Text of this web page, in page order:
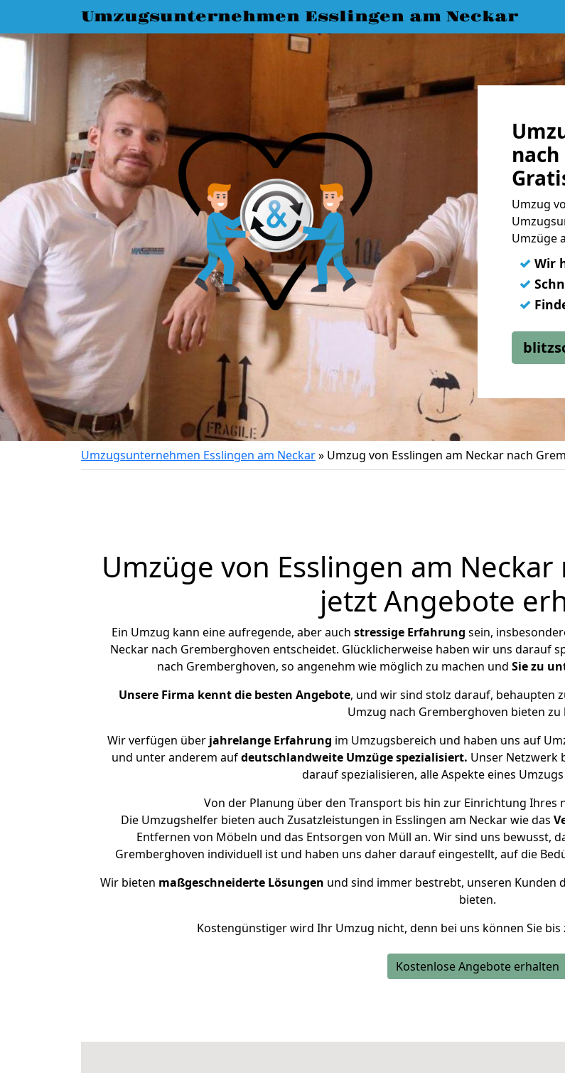
Umzugsunternehmen Esslingen am Neckar
Umzug
Umzüge
✓ Wir
✓
✓
Umzugsunternehmen Esslingen am Neckar» Umzug von Esslingen am Neckar nach
Umzüge von Esslingen am
jetzt Angebote
Ein Umzug kann eine aufregende, aber auch stressige Erfahrung sein,
Neckar nach Gremberghoven entscheidet. Glücklicherweise haben wir uns darauf
nach Gremberghoven, so angenehm wie möglich zu machen und Sie zu
Unsere Firma kennt die besten Angebote, und wir sind stolz darauf, behaupten
Umzug nach Gremberghoven bieten zu
Wir verfügen überjahrelange Erfahrung im Umzugsbereich und haben uns auf
und unter anderem aufdeutschlandweite Umzüge spezialisiert. Unser Netzwerk
darauf spezialisieren, alle Aspekte eines
Von der Planung über den Transport bis hin zur Einrichtung Ihres
Die Umzugshelfer bieten auch Zusatzleistungen in Esslingen am Neckar wie das
Entfernen von Möbeln und das Entsorgen von Müll an. Wir sind uns bewusst,
Gremberghoven individuell ist und haben uns daher darauf eingestellt, auf die
Wir bieten maßgeschneiderte Lösungen und sind immer bestrebt, unseren Kunden
bieten.
Kostengünstiger wird Ihr Umzug nicht, denn bei uns können Sie bis
Kostenlose Angebote erhalten